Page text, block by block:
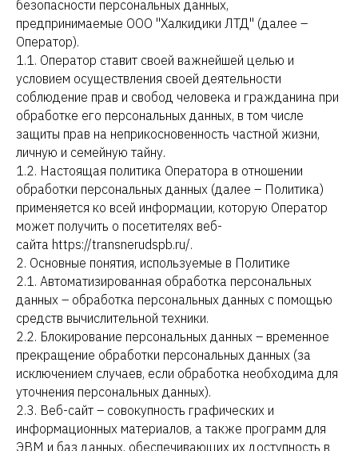
безопасности персональных данных,
предпринимаемые ООО "Халкидики ЛТД" (далее –
Оператор).
1.1. Оператор ставит своей важнейшей целью и
условием осуществления своей деятельности
соблюдение прав и свобод человека и гражданина при
обработке его персональных данных, в том числе
защиты прав на неприкосновенность частной жизни,
личную и семейную тайну.
1.2. Настоящая политика Оператора в отношении
обработки персональных данных (далее – Политика)
применяется ко всей информации, которую Оператор
может получить о посетителях веб-
сайта https://transnerudspb.ru/.
2. Основные понятия, используемые в Политике
2.1. Автоматизированная обработка персональных
данных – обработка персональных данных с помощью
средств вычислительной техники.
2.2. Блокирование персональных данных – временное
прекращение обработки персональных данных (за
исключением случаев, если обработка необходима для
уточнения персональных данных).
2.3. Веб-сайт – совокупность графических и
информационных материалов, а также программ для
ЭВМ и баз данных, обеспечивающих их доступность в